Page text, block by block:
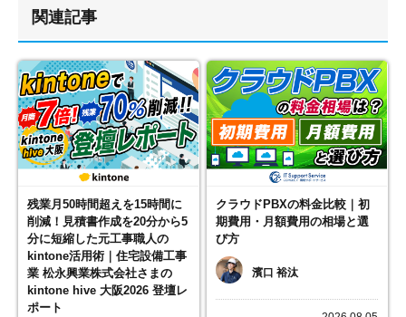
関連記事
残業月50時間超えを15時間に
削減！見積書作成を20分から5
分に短縮した元工事職人の
kintone活用術｜住宅設備工事
業 松永興業株式会社さまの
kintone hive 大阪2026 登壇レ
ポート
クラウドPBXの料金比較｜初
期費用・月額費用の相場と選
び方
濱口 裕汰